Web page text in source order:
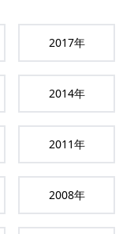
2017年
2014年
2011年
2008年